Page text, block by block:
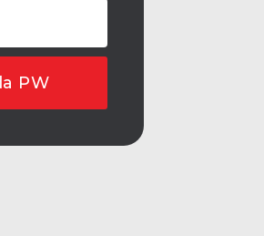
PW